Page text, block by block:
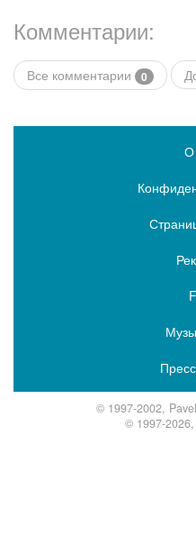
Комментарии:
Все комментарии 0
О
© 1997-2002,
© 1997-